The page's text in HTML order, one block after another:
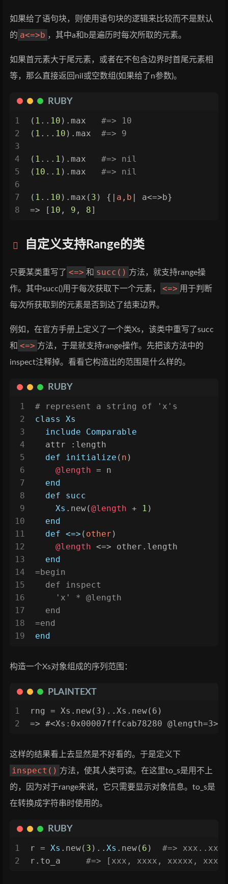
如果给了语句块，则使用语句块的逻辑来比较而不是默认
的 a<=>b ，其中a和b是遍历时每次所取的元素。
如果首元素大于尾元素，或者在不包含边界时首尾元素相
等，那么直接返回nil或空数组(如果给了n参数)。
RUBY
1
2
3
4
5
6
7
8
( 1 .. 10 ).max #=> 10
( 1 ... 10 ).max #=> 9
( 1 ... 1 ).max #=> nil
( 10 .. 1 ).max #=> nil
( 1 .. 10 ).max( 3 ) {| a,b | a<=>b}
=> [ 10 , 9 , 8]
自定义支持Range的类
只要某类重写了 <=> 和 succ() 方法，就支持range操
作。其中succ()用于每次获取下一个元素，
<=> 用于判断
每次所获取到的元素是否到达了结束边界。
例如，在官方手册上定义了一个类Xs，该类中重写了succ
和
<=> 方法，于是就支持range操作。先把该方法中的
inspect注释掉。看看它构造出的范围是什么样的。
RUBY
1
2
3
4
5
6
7
8
9
10
11
12
13
14
15
16
17
18
19
# represent a string of 'x's
class
Xs
include
Comparable
  attr
:length
def
initialize ( n )
@length = n
end
def
succ
Xs .new(@length + 1 )
end
def <=> ( other )
@length <=> other.length
end
=begin
  def inspect
    'x' *
@length
  end
=end
end
构造一个Xs对象组成的序列范围：
PLAINTEXT
1
2
rng = Xs.new(3)..Xs.new(6)
=> #<Xs:0x00007fffcab78280
这样的结果看上去显然是不好看的。于是定义下
inspect() 方法，使其人类可读。在这里to_s是用不上
的，因为对于range来说，它只需要显示对象信息。to_s是
在转换成字符串时使用的。
RUBY
1
2
r = Xs .new( 3 ).. Xs .new( 6 ) #=>
r.to_a #=> [xxx, xxxx, xxxxx,